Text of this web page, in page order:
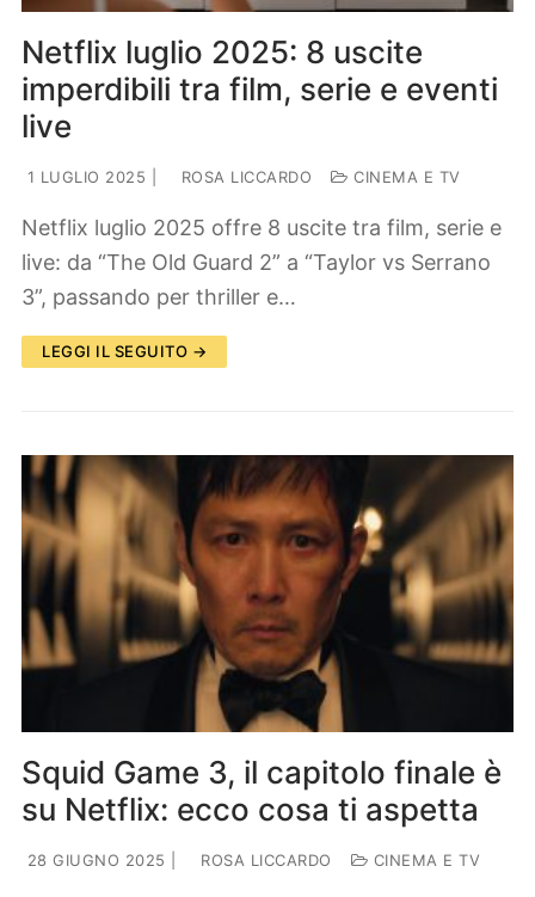
Netflix luglio 2025: 8 uscite
imperdibili tra film, serie e eventi
live
1 LUGLIO 2025 ROSA LICCARDO CINEMA E TV
Netflix luglio 2025 offre 8 uscite tra film, serie e
live: da “The Old Guard 2” a “Taylor vs Serrano
3”, passando per thriller e…
LEGGI IL SEGUITO →
Squid Game 3, il capitolo finale è
su Netflix: ecco cosa ti aspetta
28 GIUGNO 2025 ROSA LICCARDO CINEMA E TV